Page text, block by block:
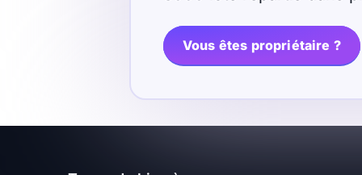
Vous êtes propriétaire ?